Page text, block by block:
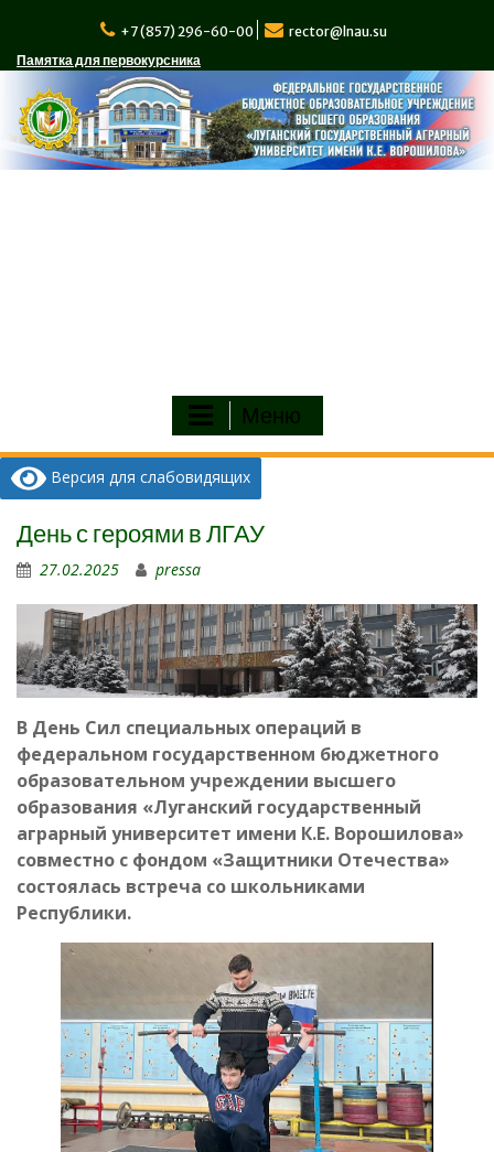
содержимому
+7 (857) 296-60-00
rector@lnau.su
Памятка для первокурсника
Меню
Версия для слабовидящих
День с героями в ЛГАУ
27.02.2025 pressa
В День Сил специальных операций в
федеральном государственном бюджетного
образовательном учреждении высшего
образования «Луганский государственный
аграрный университет имени К.Е. Ворошилова»
совместно с фондом «Защитники Отечества»
состоялась встреча со школьниками
Республики.